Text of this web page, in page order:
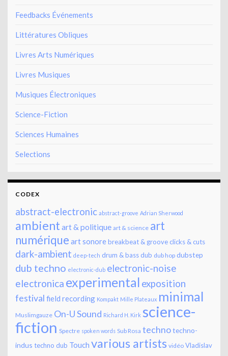
Feedbacks Événements
Littératures Obliques
Livres Arts Numériques
Livres Musiques
Musiques Électroniques
Science-Fiction
Sciences Humaines
Selections
CODEX
abstract-electronic abstract-groove Adrian Sherwood
ambient art & politique art & science art
numérique art sonorebreakbeat & groove clicks & cuts
dark-ambient deep-tech drum & bass dub dub hop dubstep
dub techno electronic-dub electronic-noise
electronica experimental exposition
festival field recording Kompakt Mille Plateaux minimal
Muslimgauze On-U Sound Richard H. Kirk science-
fiction Spectre spoken words Sub Rosa technotechno-
indus techno dub Touch various artists vidéo Vladislav